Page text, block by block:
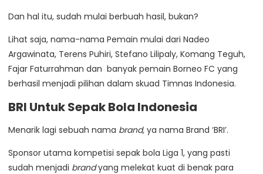
Dan hal itu, sudah mulai berbuah hasil, bukan?
Lihat saja, nama-nama Pemain mulai dari Nadeo
Argawinata, Terens Puhiri, Stefano Lilipaly, Komang Teguh,
Fajar Faturrahman dan banyak pemain Borneo FC yang
berhasil menjadi pilihan dalam skuad Timnas Indonesia.
BRI Untuk Sepak Bola Indonesia
Menarik lagi sebuah nama brand, ya nama Brand ‘BRI’.
Sponsor utama kompetisi sepak bola Liga 1, yang pasti
sudah menjadi brandyang melekat kuat di benak para